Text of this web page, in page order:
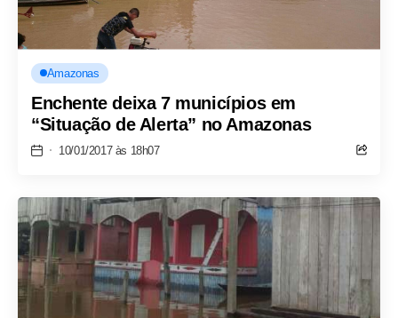
Amazonas
Enchente deixa 7 municípios em
“Situação de Alerta” no Amazonas
10/01/2017 às 18h07